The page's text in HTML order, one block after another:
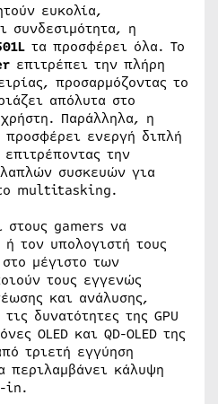
ευκολία,
συνδεσιμότητα, η
τα προσφέρει όλα. Το
επιτρέπει την πλήρη
προσαρμόζοντας το
απόλυτα στο
Παράλληλα, η
ενεργή διπλή
την
συσκευών για
multitasking.
στους gamers να
τον υπολογιστή τους
μέγιστο των
τους εγγενώς
και ανάλυσης,
δυνατότητες της GPU
OLED και QD-OLED της
τριετή εγγύηση
περιλαμβάνει κάλυψη
in.